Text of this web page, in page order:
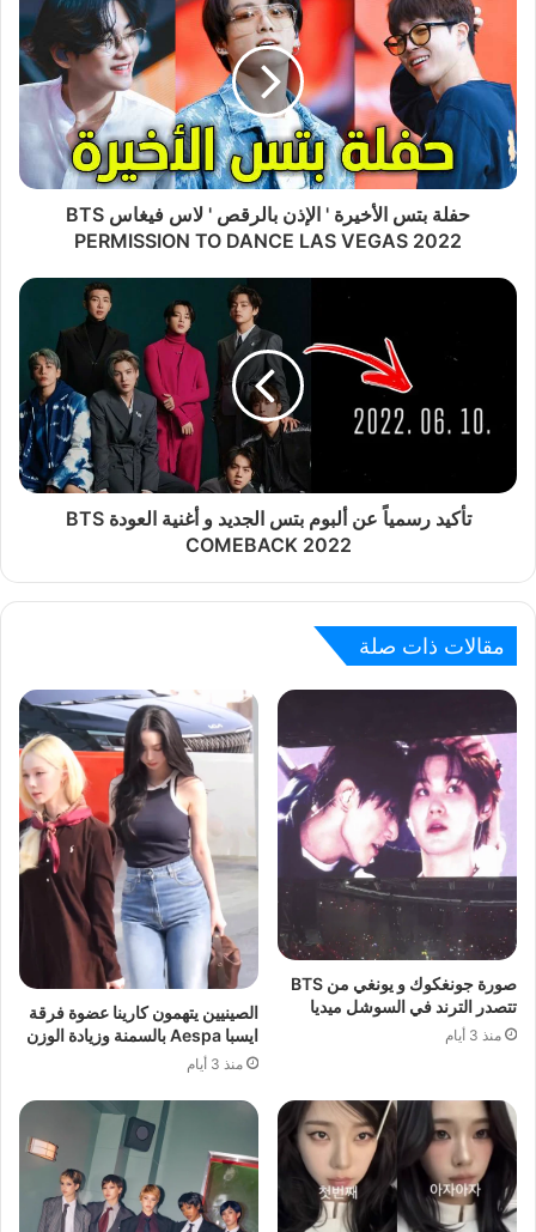
حفلة بتس الأخيرة ' الإذن بالرقص ' لاس فيغاس BTS
PERMISSION TO DANCE LAS VEGAS 2022
تأكيد رسمياً عن ألبوم بتس الجديد و أغنية العودة BTS
COMEBACK 2022
مقالات ذات صلة
صورة جونغكوك و يونغي من BTS
تتصدر الترند في السوشل ميديا
منذ 3 أيام
الصينيين يتهمون كارينا عضوة فرقة
ايسبا Aespa بالسمنة وزيادة الوزن
منذ 3 أيام